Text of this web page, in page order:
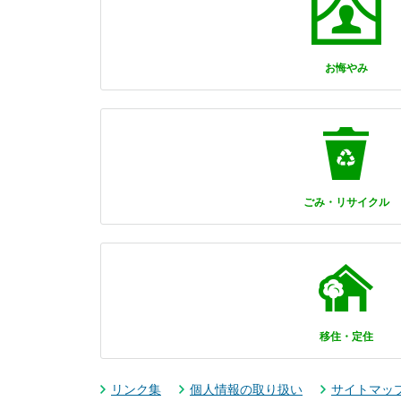
お悔やみ
ごみ・リサイクル
移住・定住
リンク集 個人情報の取り扱い サイトマッ